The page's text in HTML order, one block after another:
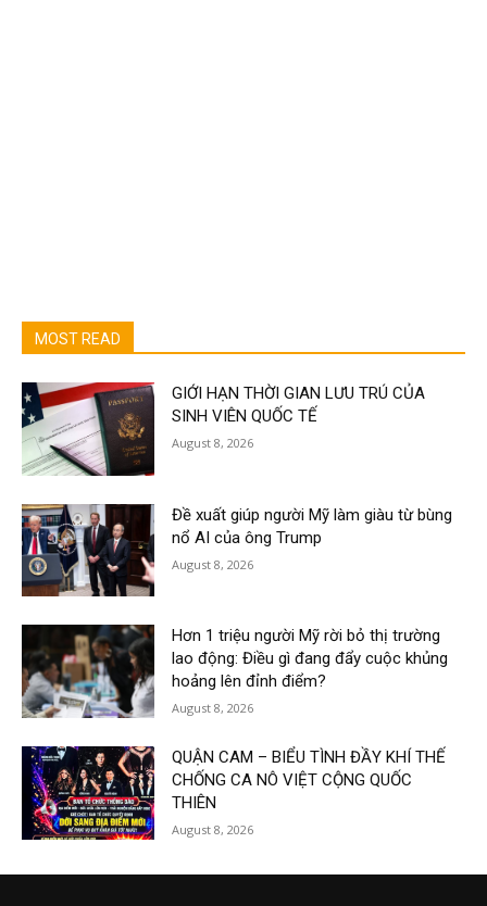
MOST READ
GIỚI HẠN THỜI GIAN LƯU TRÚ CỦA
SINH VIÊN QUỐC TẾ
August 8, 2026
Đề xuất giúp người Mỹ làm giàu từ bùng
nổ AI của ông Trump
August 8, 2026
Hơn 1 triệu người Mỹ rời bỏ thị trường
lao động: Điều gì đang đẩy cuộc khủng
hoảng lên đỉnh điểm?
August 8, 2026
QUẬN CAM – BIỂU TÌNH ĐẦY KHÍ THẾ
CHỐNG CA NÔ VIỆT CỘNG QUỐC
THIÊN
August 8, 2026